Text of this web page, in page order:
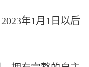
年1月1日以后